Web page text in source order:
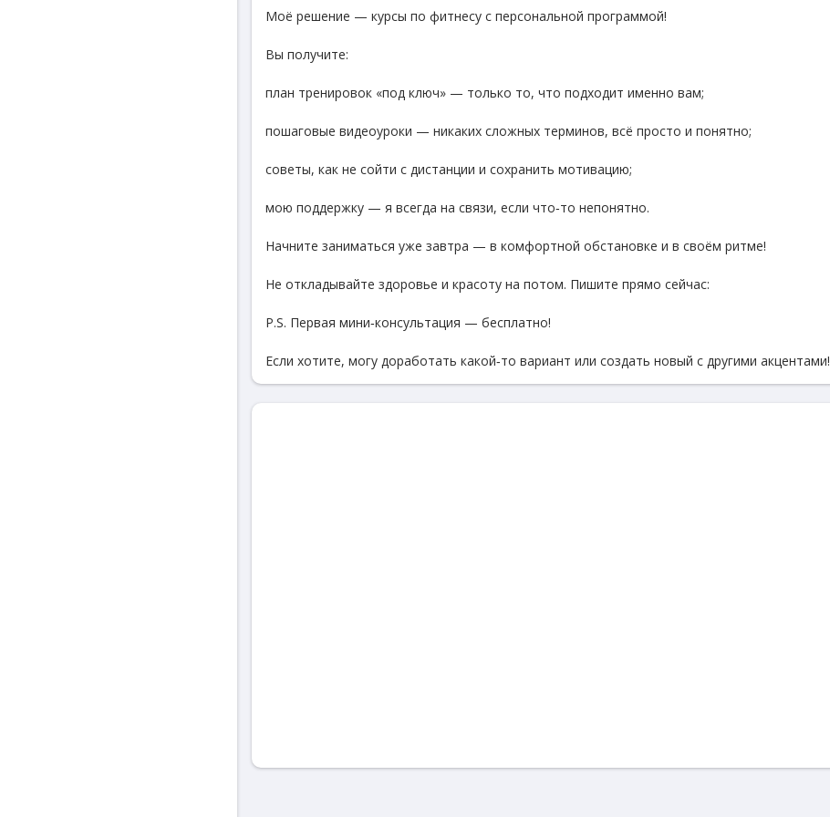
Моё решение — курсы по фитнесу с персональной программой!
Вы получите:
план тренировок «под ключ» — только то, что подходит именно вам;
пошаговые видеоуроки — никаких сложных терминов, всё просто и понятно;
советы, как не сойти с дистанции и сохранить мотивацию;
мою поддержку — я всегда на связи, если что‑то непонятно.
Начните заниматься уже завтра — в комфортной обстановке и в своём ритме!
Не откладывайте здоровье и красоту на потом. Пишите прямо сейчас:
P.S. Первая мини‑консультация — бесплатно!
Если хотите, могу доработать какой‑то вариант или создать новый с другими акцентами!